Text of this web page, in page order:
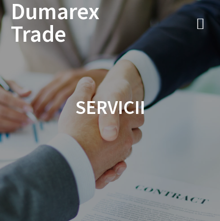
Sari
la
conținut
Dumarex
Trade
SERVICII